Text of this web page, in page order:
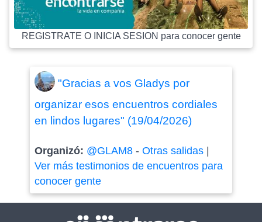
REGISTRATE O INICIA SESION para conocer gente
"Gracias a vos Gladys por
organizar esos encuentros cordiales
en lindos lugares" (19/04/2026)
Organizó: @GLAM8- Otras salidas|
Ver más testimonios de encuentros para
conocer gente